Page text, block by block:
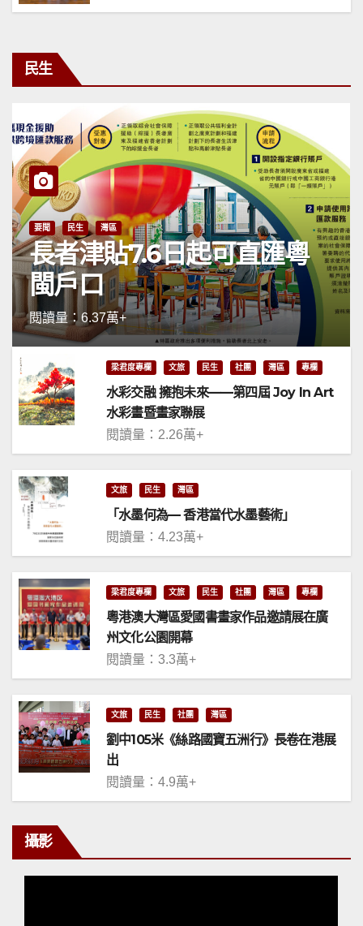
民生
要聞 民生 灣區
長者津貼7.6日起可直匯粵
閩戶口
閱讀量：6.37萬+
梁君度專欄 文旅 民生 社團 灣區 專欄
水彩交融 擁抱未來——第四屆 Joy In Art
水彩畫暨畫家聯展
閱讀量：2.26萬+
文旅 民生 灣區
「水墨何為— 香港當代水墨藝術」
閱讀量：4.23萬+
梁君度專欄 文旅 民生 社團 灣區 專欄
粵港澳大灣區愛國書畫家作品邀請展在廣
州文化公園開幕
閱讀量：3.3萬+
文旅 民生 社團 灣區
劉中105米《絲路國寶五洲行》長卷在港展
出
閱讀量：4.9萬+
攝影